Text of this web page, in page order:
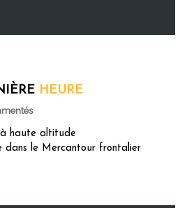
HEURE
à haute altitude
dans le Mercantour frontalier